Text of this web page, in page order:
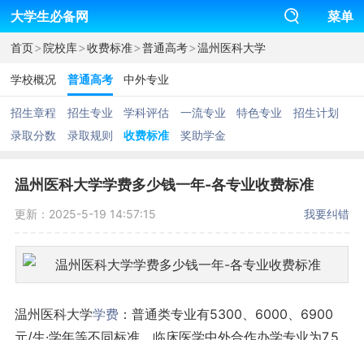
大学生必备网 菜单
首页>院校库>收费标准>普通高考>温州医科大学
学校概况 普通高考 中外专业
招生章程 招生专业 学科评估 一流专业 特色专业
招生计划
录取分数
录取规则 收费标准 奖助学金
温州医科大学学费多少钱一年-各专业收费标准
更新：2025-5-19 14:57:15 我要纠错
温州医科大学学费：普通类专业有5300、6000、6900